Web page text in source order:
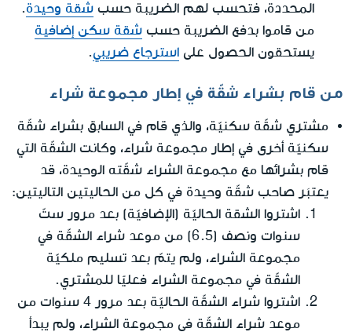
المحددة، فتحسب لهم الضريبة حسب شقة وحيدة.
من قاموا بدفع الضريبة حسب شقة سكن إضافية
يستحقون الحصول على استرجاع ضريبي.
من قام بشراء شقّة في إطار مجموعة شراء
مشتري شقّة سكنيّة، والذي قام في السابق بشراء شقّة
سكنيّة أخرى في إطار مجموعة شراء، وكانت الشقّة التي
قام بشرائها مع مجموعة الشراء شقّته الوحيدة، قد
يعتبَر صاحب شقّة وحيدة في كل من الحاليتين التاليتين:
اشتروا الشقة الحاليّة (الإضافيّة) بعد مرور ستّ
سنوات ونصف (6.5) من موعد شراء الشقّة في
مجموعة الشراء، ولم يتمّ بعد تسليم ملكيّة
الشقّة في مجموعة الشراء فعليًا للمشتري.
اشتروا شراء الشقّة الحاليّة بعد مرور 4 سنوات من
موعد شراء الشقّة في مجموعة الشراء، ولم يبدأ